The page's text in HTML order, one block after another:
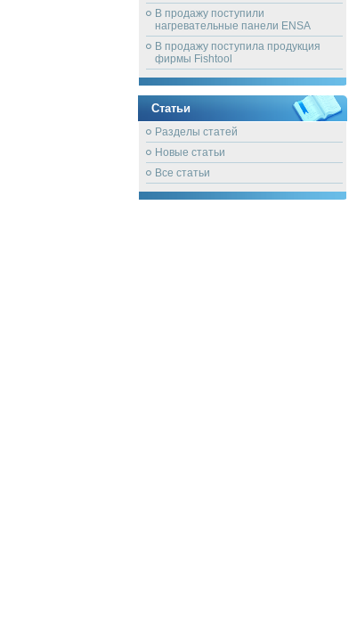
В продажу поступили
нагревательные панели ENSA
В продажу поступила продукция
фирмы Fishtool
Статьи
Разделы статей
Новые статьи
Все статьи